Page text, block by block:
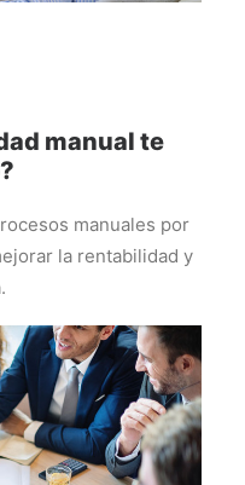
manual te
manuales por
la rentabilidad y